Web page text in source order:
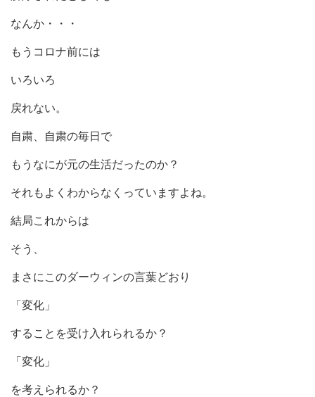
なんか・・・
もうコロナ前には
いろいろ
戻れない。
自粛、自粛の毎日で
もうなにが元の生活だったのか？
それもよくわからなくっていますよね。
結局これからは
そう、
まさにこのダーウィンの言葉どおり
「変化」
することを受け入れられるか？
「変化」
を考えられるか？